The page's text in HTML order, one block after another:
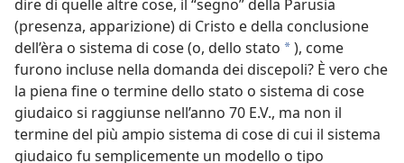
dire di quelle altre cose, il “segno” della Parusia
(presenza, apparizione) di Cristo e della conclusione
dell’èra o sistema di cose (o, dello stato a), come
furono incluse nella domanda dei discepoli? È vero che
la piena fine o termine dello stato o sistema di cose
giudaico si raggiunse nell’anno 70 E.V., ma non il
termine del più ampio sistema di cose di cui il sistema
giudaico fu semplicemente un modello o tipo